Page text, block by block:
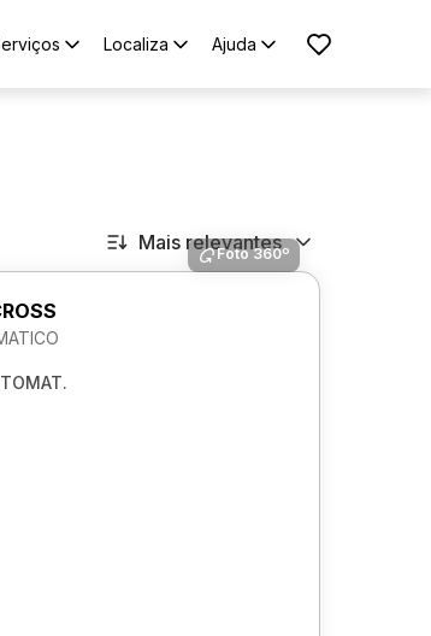
Localiza Ajuda
Mais relevantes
Foto 360º